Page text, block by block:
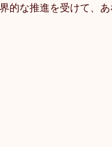
的な推進を受けて、